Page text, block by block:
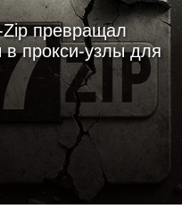
превращал
прокси-узлы для